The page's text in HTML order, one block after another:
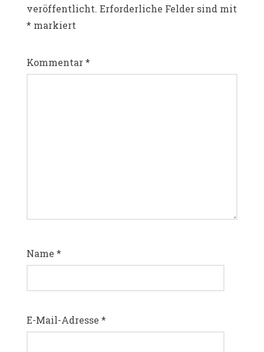
veröffentlicht. Erforderliche Felder sind mit
* markiert
Kommentar*
Name *
E-Mail-Adresse *